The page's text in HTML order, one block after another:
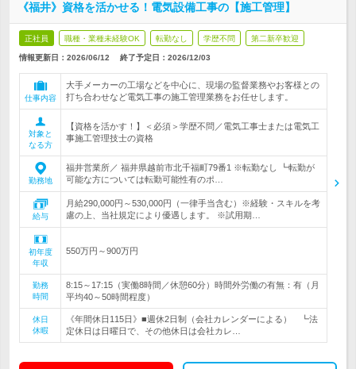
《福井》資格を活かせる！電気設備工事の【施工管理】
正社員 職種・業種未経験OK 転勤なし 学歴不問 第二新卒歓迎
情報更新日：2026/06/12 終了予定日： 2026/12/03
仕事内容
大手メーカーの工場などを中心に、現場の監督業務やお客様との
打ち合わせなど電気工事の施工管理業務をお任せします。
対象と
なる方
【資格を活かす！】＜必須＞学歴不問／電気工事士または電気工
事施工管理技士の資格
勤務地
福井営業所／ 福井県越前市北千福町79番1 ※転勤なし ┗転勤が
可能な方については転勤可能性有のポ…
給与
月給290,000円～530,000円（一律手当含む）※経験・スキルを考
慮の上、当社規定により優遇します。 ※試用期…
初年度
年収
550万円～900万円
勤務
時間
8:15～17:15（実働8時間／休憩60分）時間外労働の有無：有（月
平均40～50時間程度）
休日
休暇
《年間休日115日》■週休2日制（会社カレンダーによる） ┗法
定休日は日曜日で、その他休日は会社カレ…